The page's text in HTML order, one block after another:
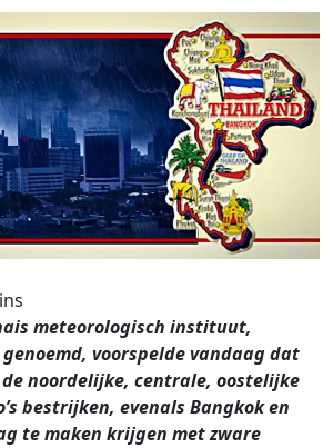
meteorologisch instituut,
voorspelde vandaag dat
noordelijke, centrale, oostelijke
bestrijken, evenals Bangkok en
te maken krijgen met zware